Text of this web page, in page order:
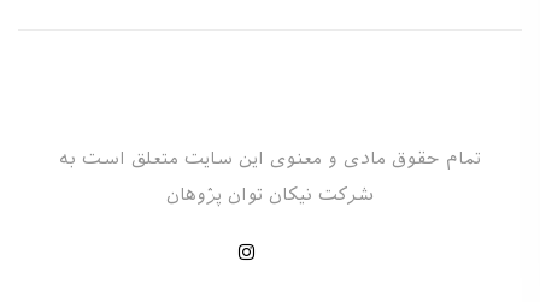
تمام حقوق مادی و معنوی این سایت متعلق است به
شرکت نیکان توان پژوهان